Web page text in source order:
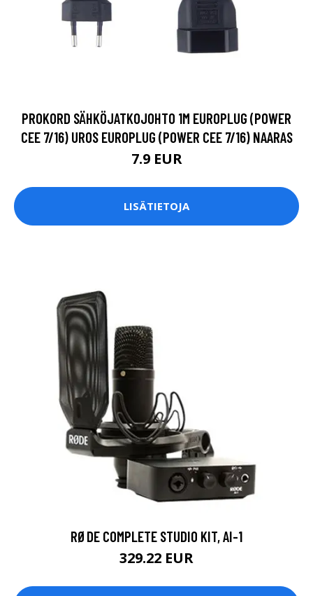
PROKORD SÄHKÖJATKOJOHTO 1M EUROPLUG (POWER
CEE 7/16) UROS EUROPLUG (POWER CEE 7/16) NAARAS
7.9 EUR
LISÄTIETOJA
RØDE COMPLETE STUDIO KIT, AI-1
329.22 EUR